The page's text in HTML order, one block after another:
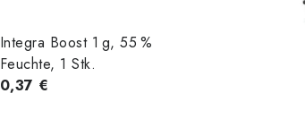
Integra Boost 1 g, 55 %
Feuchte, 1 Stk.
0,37 €